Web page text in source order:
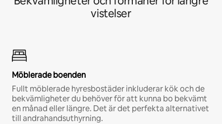
vistelser
Möblerade boenden
Fullt möblerade hyresbostäder inkluderar kök och de
bekvämligheter du behöver för att kunna bo bekvämt
en månad eller längre. Det är det perfekta alternativet
till andrahandsuthyrning.